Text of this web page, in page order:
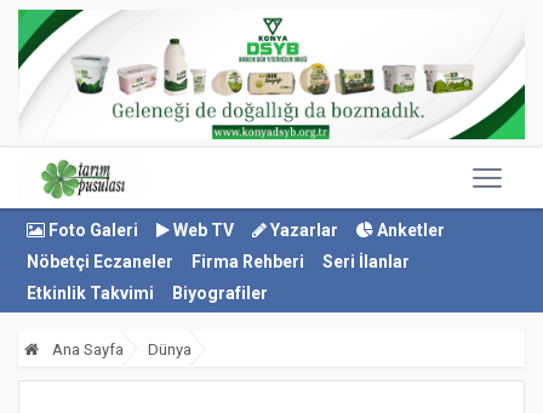
Foto Galeri Web TV Yazarlar
Anketler
Nöbetçi Eczaneler
Firma Rehberi
Seri İlanlar
Etkinlik Takvimi
Biyografiler
Ana Sayfa Dünya